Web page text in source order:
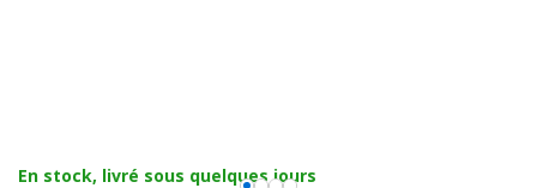
En stock, livré sous quelques jours